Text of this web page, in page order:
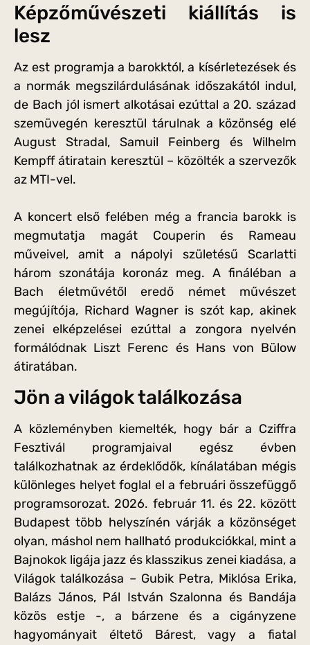
Képzőművészeti kiállítás is
lesz
Az est programja a barokktól, a kísérletezések és
a normák megszilárdulásának időszakától indul,
de Bach jól ismert alkotásai ezúttal a 20. század
szemüvegén keresztül tárulnak a közönség elé
August Stradal, Samuil Feinberg és Wilhelm
Kempff átiratain keresztül – közölték a szervezők
az MTI-vel.
A koncert első felében még a francia barokk is
megmutatja magát Couperin és Rameau
műveivel, amit a nápolyi születésű Scarlatti
három szonátája koronáz meg. A fináléban a
Bach életművétől eredő német művészet
megújítója, Richard Wagner is szót kap, akinek
zenei elképzelései ezúttal a zongora nyelvén
formálódnak Liszt Ferenc és Hans von Bülow
átiratában.
Jön a világok találkozása
A közleményben kiemelték, hogy bár a Cziffra
Fesztivál programjaival egész évben
találkozhatnak az érdeklődők, kínálatában mégis
különleges helyet foglal el a februári összefüggő
programsorozat. 2026. február 11. és 22. között
Budapest több helyszínén várják a közönséget
olyan, máshol nem hallható produkciókkal, mint a
Bajnokok ligája jazz és klasszikus zenei kiadása, a
Világok találkozása – Gubik Petra, Miklósa Erika,
Balázs János, Pál István Szalonna és Bandája
közös estje -, a bárzene és a cigányzene
hagyományait éltető Bárest, vagy a fiatal